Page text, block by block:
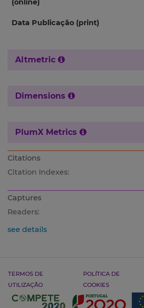
(online)
Data Publicação (print)
Altmetric
Dimensions
PlumX Metrics
Citations
Citation Indexes:
Captures
Readers:
see details
TERMOS DE
UTILIZAÇÃO
POLÍTICA DE
COOKIES